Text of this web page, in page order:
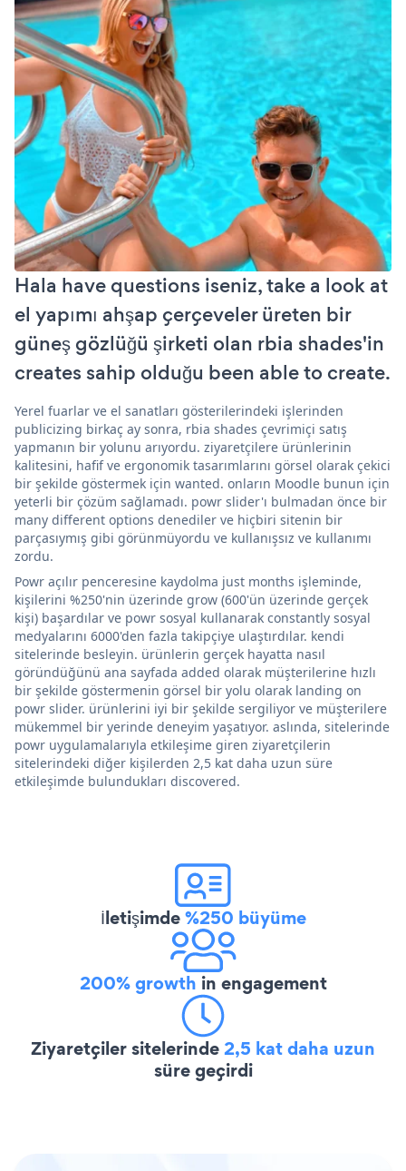
Hala have questions iseniz, take a look at
el yapımı ahşap çerçeveler üreten bir
güneş gözlüğü şirketi olan rbia shades'in
creates sahip olduğu been able to create.
Yerel fuarlar ve el sanatları gösterilerindeki işlerinden
publicizing birkaç ay sonra, rbia shades çevrimiçi satış
yapmanın bir yolunu arıyordu. ziyaretçilere ürünlerinin
kalitesini, hafif ve ergonomik tasarımlarını görsel olarak çekici
bir şekilde göstermek için wanted. onların Moodle bunun için
yeterli bir çözüm sağlamadı. powr slider'ı bulmadan önce bir
many different options denediler ve hiçbiri sitenin bir
parçasıymış gibi görünmüyordu ve kullanışsız ve kullanımı
zordu.
Powr açılır penceresine kaydolma just months işleminde,
kişilerini %250'nin üzerinde grow (600'ün üzerinde gerçek
kişi) başardılar ve powr sosyal kullanarak constantly sosyal
medyalarını 6000'den fazla takipçiye ulaştırdılar. kendi
sitelerinde besleyin. ürünlerin gerçek hayatta nasıl
göründüğünü ana sayfada added olarak müşterilerine hızlı
bir şekilde göstermenin görsel bir yolu olarak landing on
powr slider. ürünlerini iyi bir şekilde sergiliyor ve müşterilere
mükemmel bir yerinde deneyim yaşatıyor. aslında, sitelerinde
powr uygulamalarıyla etkileşime giren ziyaretçilerin
sitelerindeki diğer kişilerden 2,5 kat daha uzun süre
etkileşimde bulundukları discovered.
İletişimde%250 büyüme
200% growth in engagement
Ziyaretçiler sitelerinde2,5 kat daha uzun
süre geçirdi